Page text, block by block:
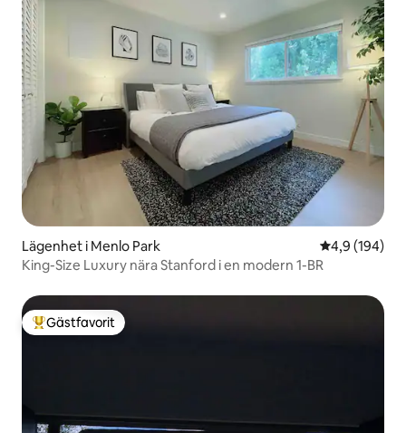
Lägenhet i Menlo Park 4,9 av 5 i
4,9 (194)
King-Size Luxury nära Stanford i en modern 1-BR
Populär gästfavorit
Gästfavorit